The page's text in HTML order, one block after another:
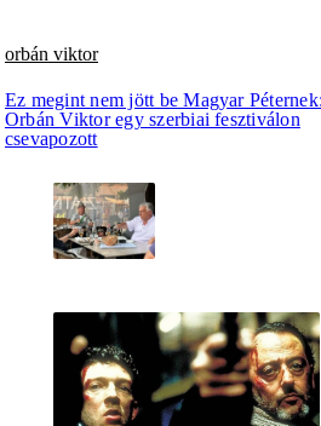
orbán viktor
Ez megint nem jött be Magyar Péternek:
Orbán Viktor egy szerbiai fesztiválon
csevapozott